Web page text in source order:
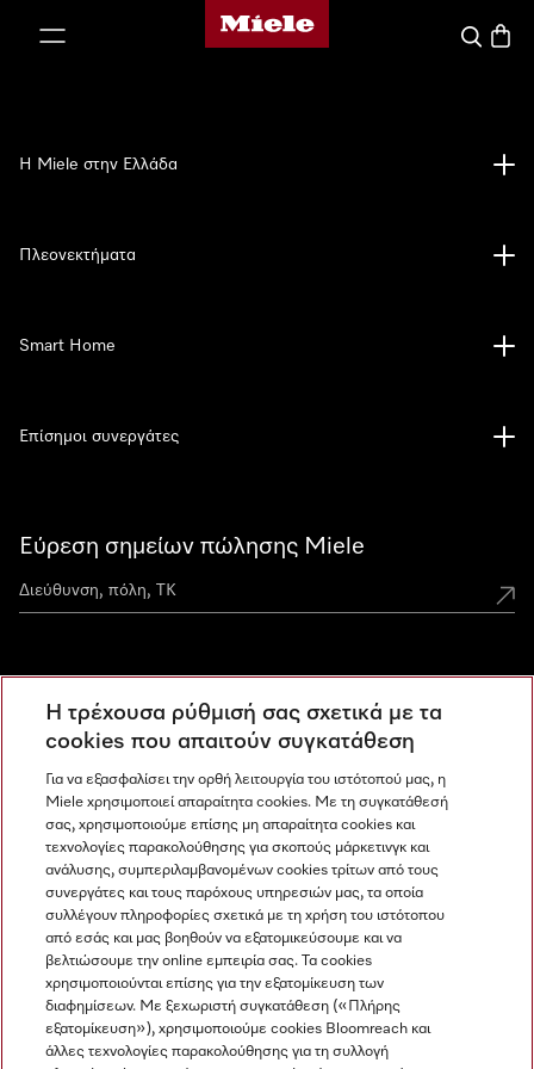
Αρχική σελίδα της Miele
Εύρεση σημείων πώλησης Miele
Ανακαλύψτε τα Miele Experience Center
Newsletter
Η Miele στην Ελλάδα
Πλεονεκτήματα
Smart Home
Επίσημοι συνεργάτες
Miele στο Instagram
Miele στο Facebook
Miele στο Youtube
Η τρέχουσα ρύθμισή σας σχετικά με τα
cookies που απαιτούν συγκατάθεση
Για να εξασφαλίσει την ορθή λειτουργία του ιστότοπού μας, η
Miele χρησιμοποιεί απαραίτητα cookies. Με τη συγκατάθεσή
σας, χρησιμοποιούμε επίσης μη απαραίτητα cookies και
τεχνολογίες παρακολούθησης για σκοπούς μάρκετινγκ και
ανάλυσης, συμπεριλαμβανομένων cookies τρίτων από τους
συνεργάτες και τους παρόχους υπηρεσιών μας, τα οποία
συλλέγουν πληροφορίες σχετικά με τη χρήση του ιστότοπου
από εσάς και μας βοηθούν να εξατομικεύσουμε και να
βελτιώσουμε την online εμπειρία σας. Τα cookies
χρησιμοποιούνται επίσης για την εξατομίκευση των
διαφημίσεων. Με ξεχωριστή συγκατάθεση («Πλήρης
εξατομίκευση»), χρησιμοποιούμε cookies Bloomreach και
άλλες τεχνολογίες παρακολούθησης για τη συλλογή